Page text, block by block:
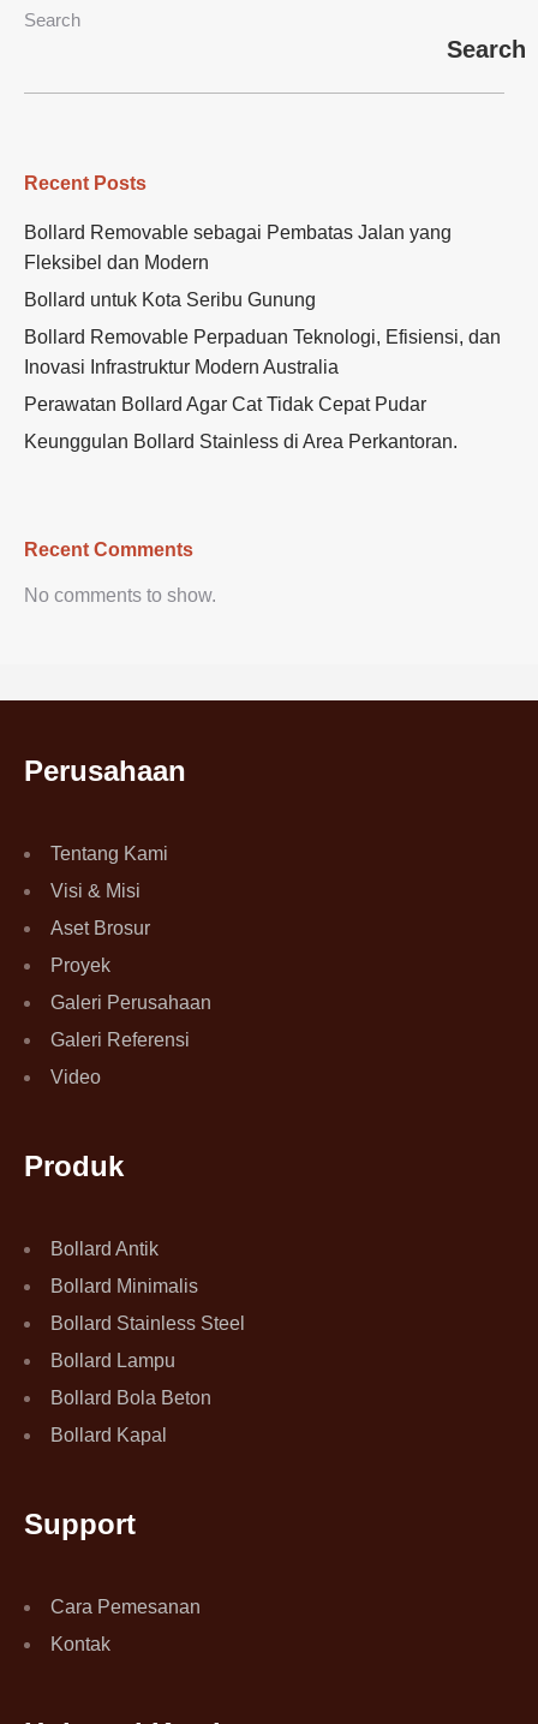
Search
Search
Recent Posts
Bollard Removable sebagai Pembatas Jalan yang
Fleksibel dan Modern
Bollard untuk Kota Seribu Gunung
Bollard Removable Perpaduan Teknologi, Efisiensi, dan
Inovasi Infrastruktur Modern Australia
Perawatan Bollard Agar Cat Tidak Cepat Pudar
Keunggulan Bollard Stainless di Area Perkantoran.
Recent Comments
No comments to show.
Perusahaan
Tentang Kami
Visi & Misi
Aset Brosur
Proyek
Galeri Perusahaan
Galeri Referensi
Video
Produk
Bollard Antik
Bollard Minimalis
Bollard Stainless Steel
Bollard Lampu
Bollard Bola Beton
Bollard Kapal
Support
Cara Pemesanan
Kontak